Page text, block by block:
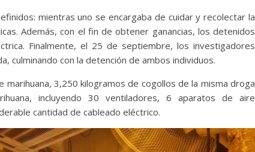
mientras uno se encargaba de cuidar y recolectar la
Además, con el fin de obtener ganancias, los detenidos
Finalmente, el 25 de septiembre, los investigadores
culminando con la detención de ambos individuos.
3,250 kilogramos de cogollos de la misma droga
incluyendo 30 ventiladores, 6 aparatos de aire
cantidad de cableado eléctrico.